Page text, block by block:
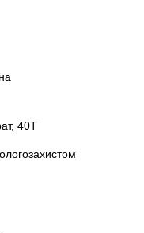
40Т